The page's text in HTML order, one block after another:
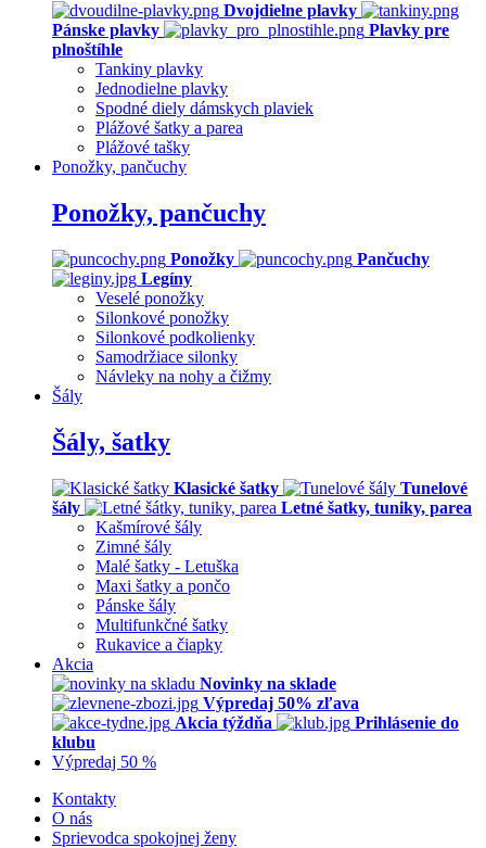
Dvojdielne plavky
Pánske plavky
Plavky pre
plnoštíhle
Tankiny plavky
Jednodielne plavky
Spodné diely dámskych plaviek
Plážové šatky a parea
Plážové tašky
Ponožky, pančuchy
Ponožky, pančuchy
Ponožky
Pančuchy
Legíny
Veselé ponožky
Silonkové ponožky
Silonkové podkolienky
Samodržiace silonky
Návleky na nohy a čižmy
Šály
Šály, šatky
Klasické šatky
Tunelové
šály
Letné šatky, tuniky, parea
Kašmírové šály
Zimné šály
Malé šatky - Letuška
Maxi šatky a pončo
Pánske šály
Multifunkčné šatky
Rukavice a čiapky
Akcia
Novinky na sklade
Výpredaj 50% zľava
Akcia týždňa
Prihlásenie do
klubu
Výpredaj 50 %
Kontakty
O nás
Sprievodca spokojnej ženy